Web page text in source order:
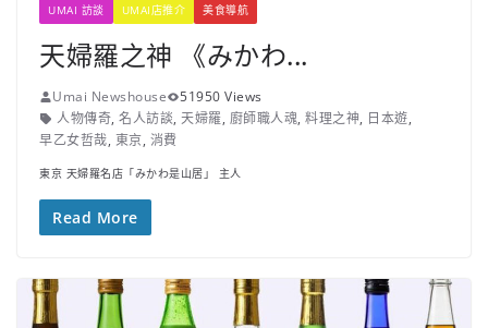
UMAI 訪談 UMAI店推介 美食導航
天婦羅之神 《みかわ...
Umai Newshouse
51950 Views
人物傳奇, 名人訪談, 天婦羅, 廚師職人魂, 料理之神, 日本遊,
早乙女哲哉, 東京, 消費
東京 天婦羅名店「みかわ是山居」 主人
Read More